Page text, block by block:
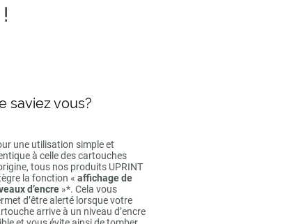
saviez vous?
une utilisation simple et
à celle des cartouches
tous nos produits UPRINT
la fonction « affichage de
d’encre »*. Cela vous
d’être alerté lorsque votre
arrive à un niveau d’encre